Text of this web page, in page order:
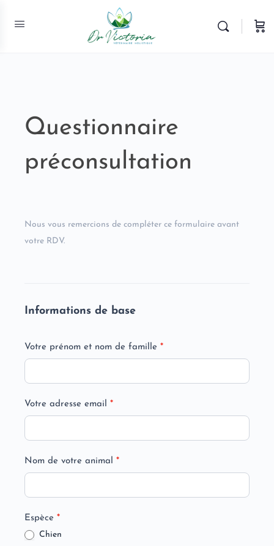
préconsultation
Questionnaire
préconsultation
Nous vous remercions de compléter ce formulaire avant
votre RDV.
Informations de base
Votre prénom et nom de famille *
Votre adresse email *
Nom de votre animal *
Espèce *
Chien